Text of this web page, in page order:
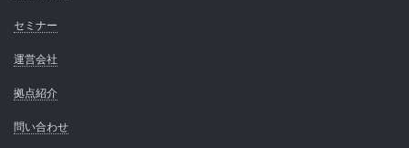
セミナー
運営会社
拠点紹介
問い合わせ